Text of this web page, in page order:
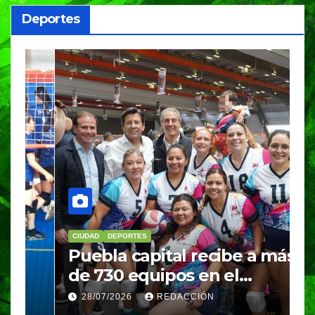
Deportes
CIUDAD DEPORTES
Puebla capital recibe a más
de 730 equipos en el
Festival Máster de Voleibol
28/07/2026 REDACCIÓN